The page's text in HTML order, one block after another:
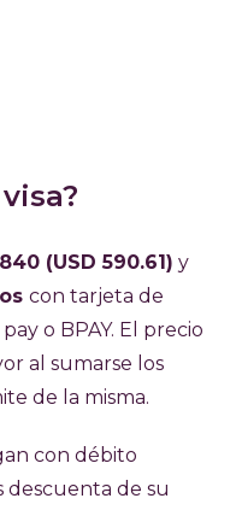
(USD 590.61) y
con tarjeta de
o BPAY. El precio
al sumarse los
de la misma.
con débito
descuenta de su